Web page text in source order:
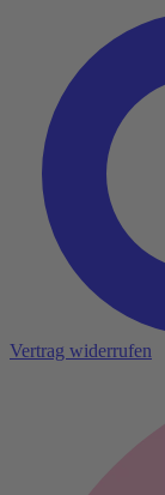
Vertrag widerrufen